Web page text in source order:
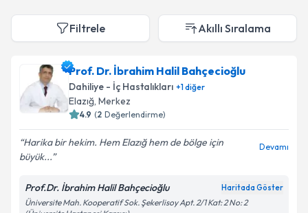
Filtrele Akıllı Sıralama
Prof. Dr. İbrahim Halil Bahçecioğlu
Dahiliye - İç Hastalıkları +1diğer
Elazığ, Merkez
4.9 (2 Değerlendirme)
Harika bir hekim. Hem Elazığ hem de bölge için
büyük...
Devamı
Prof.Dr. İbrahim Halil Bahçecioğlu Haritada Göster
Üniversite Mah. Kooperatif Sok. Şekerlisoy Apt. 2/1 Kat: 2 No: 2